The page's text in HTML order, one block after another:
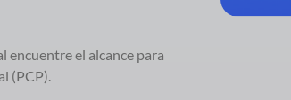
encuentre el alcance para
(PCP).